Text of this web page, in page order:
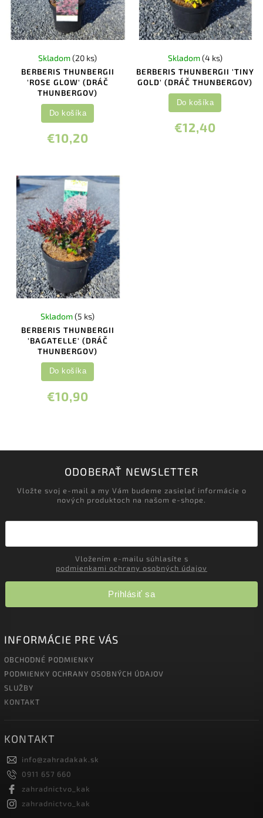
BERBERIS THUNBERGII
'ROSE GLOW' (DRÁČ
THUNBERGOV)
Skladom(20 ks)
€10,20
Do košíka
BERBERIS THUNBERGII 'TINY
GOLD' (DRÁČ THUNBERGOV)
Skladom(4 ks)
€12,40
Do košíka
BERBERIS THUNBERGII
'BAGATELLE' (DRÁČ
THUNBERGOV)
Skladom(5 ks)
€10,90
Do košíka
ODOBERAŤ NEWSLETTER
Vložte svoj e-mail a my Vám budeme zasielať informácie o
nových produktoch na našom e-shope.
podmienkami ochrany osobných údajov
Prihlásiť sa
INFORMÁCIE PRE VÁS
OBCHODNÉ PODMIENKY
PODMIENKY OCHRANY OSOBNÝCH ÚDAJOV
SLUŽBY
KONTAKT
KONTAKT
info@zahradakak.sk
0911 657 660
zahradnictvo_kak
zahradnictvo_kak